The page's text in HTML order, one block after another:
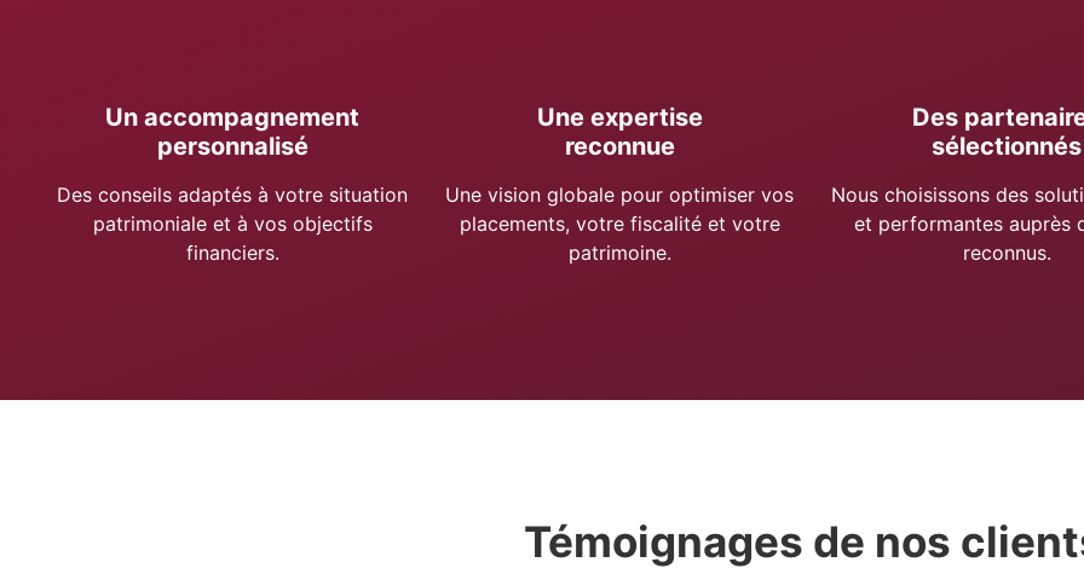
Un accompagnement
personnalisé
Des conseils adaptés à votre situation
patrimoniale et à vos objectifs
financiers.
Une expertise
reconnue
Une vision globale pour optimiser vos
placements, votre fiscalité et votre
patrimoine.
Des
sélectionnés
Nous choisissons des
et performantes auprès
reconnus.
Témoignages de nos